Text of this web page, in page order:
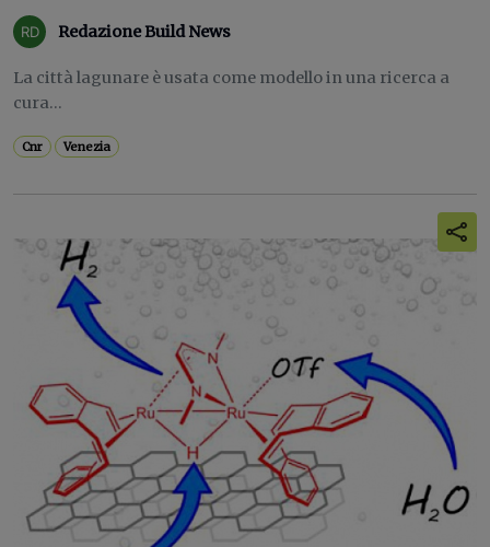
Redazione Build News
La città lagunare è usata come modello in una ricerca a
cura...
Cnr Venezia